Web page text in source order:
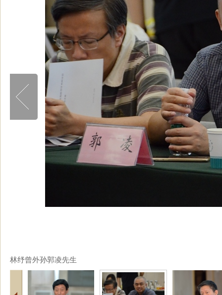
林纾曾外孙郭凌先生